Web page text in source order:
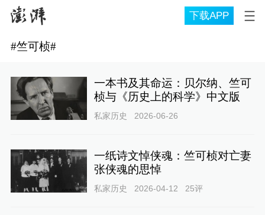
下载APP
#竺可桢#
一本书及其命运：贝尔纳、竺可
桢与《历史上的科学》中文版
私家历史 2026-06-26
一纸诗文悼侠魂：竺可桢对亡妻
张侠魂的思悼
私家历史 2026-04-12 25评